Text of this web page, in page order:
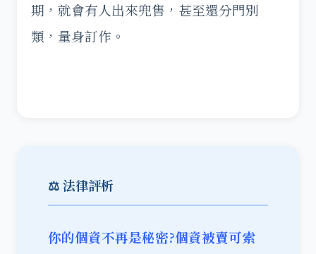
期，就會有人出來兜售，甚至還分門別
類，量身訂作。
⚖️ 法律評析
你的個資不再是秘密?個資被賣可索